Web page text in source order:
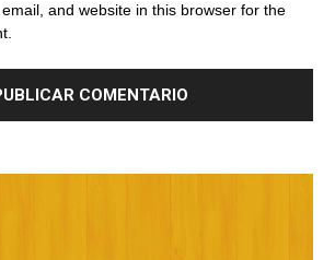
and website in this browser for the